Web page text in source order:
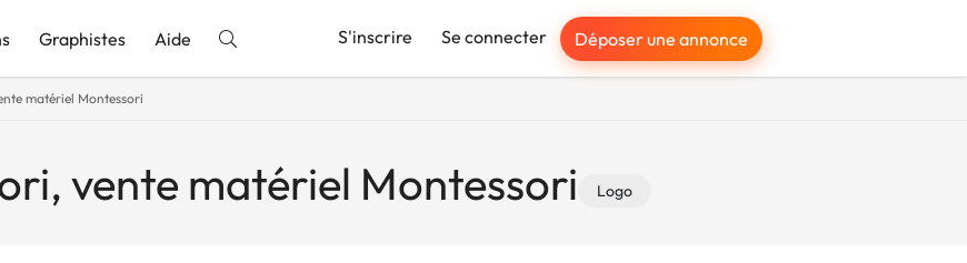
Graphistes Aide S'inscrire Se connecter Déposer une annonce
matériel Montessori
vente matériel Montessori Logo